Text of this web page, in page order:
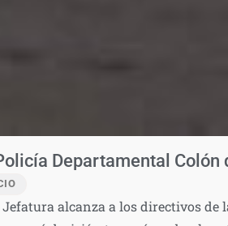
Departamental Colón
alcanza a los directivos de